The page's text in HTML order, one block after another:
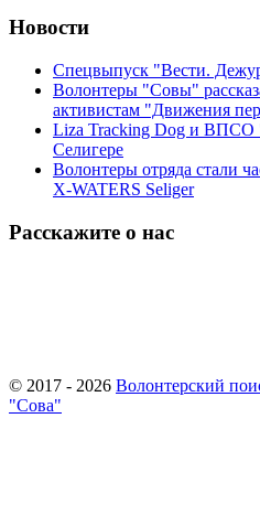
Новости
Спецвыпуск "Вести.
Волонтеры "Совы"
активистам "Движения
Liza Tracking Dog и ВПСО
Селигере
Волонтеры отряда стали
X-WATERS Seliger
Расскажите о нас
© 2017 - 2026 Волонтерский
"Сова"